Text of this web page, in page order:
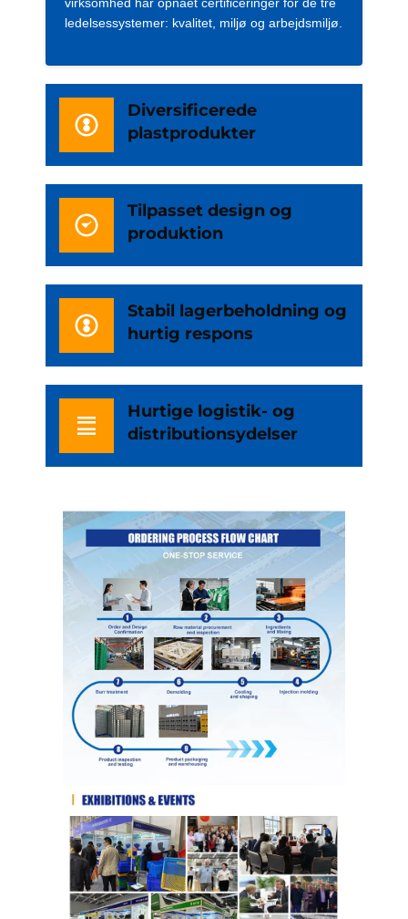
ledelsessystemer: kvalitet, miljø og arbejdsmiljø.
Diversificerede
plastprodukter
Tilpasset design og
produktion
Stabil lagerbeholdning og
hurtig respons
Hurtige logistik- og
distributionsydelser